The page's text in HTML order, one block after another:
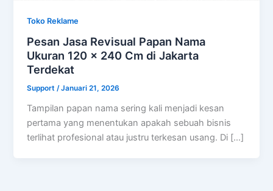
Toko Reklame
Pesan Jasa Revisual Papan Nama
Ukuran 120 x 240 Cm di Jakarta
Terdekat
Support/Januari 21, 2026
Tampilan papan nama sering kali menjadi kesan
pertama yang menentukan apakah sebuah bisnis
terlihat profesional atau justru terkesan usang. Di […]